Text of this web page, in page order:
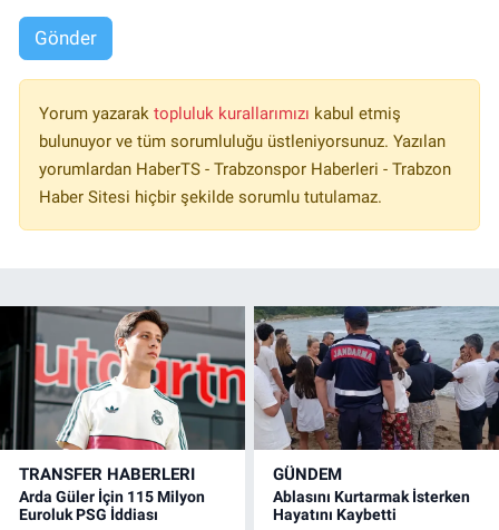
Gönder
Yorum yazarak topluluk kurallarımızı kabul etmiş
bulunuyor ve tüm sorumluluğu üstleniyorsunuz. Yazılan
yorumlardan HaberTS - Trabzonspor Haberleri - Trabzon
Haber Sitesi hiçbir şekilde sorumlu tutulamaz.
TRANSFER HABERLERI
Arda Güler İçin 115 Milyon
Euroluk PSG İddiası
GÜNDEM
Ablasını Kurtarmak İsterken
Hayatını Kaybetti